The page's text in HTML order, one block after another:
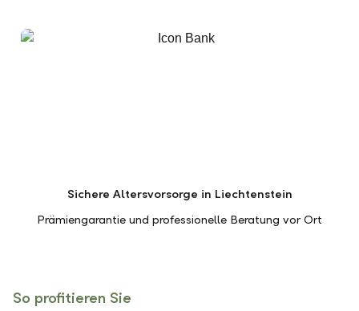
Sichere Altersvorsorge in Liechtenstein
Prämiengarantie und professionelle Beratung vor Ort
So profitieren Sie